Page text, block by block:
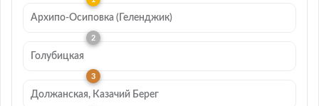
Архипо-Осиповка (Геленджик)
Голубицкая
Должанская, Казачий Берег